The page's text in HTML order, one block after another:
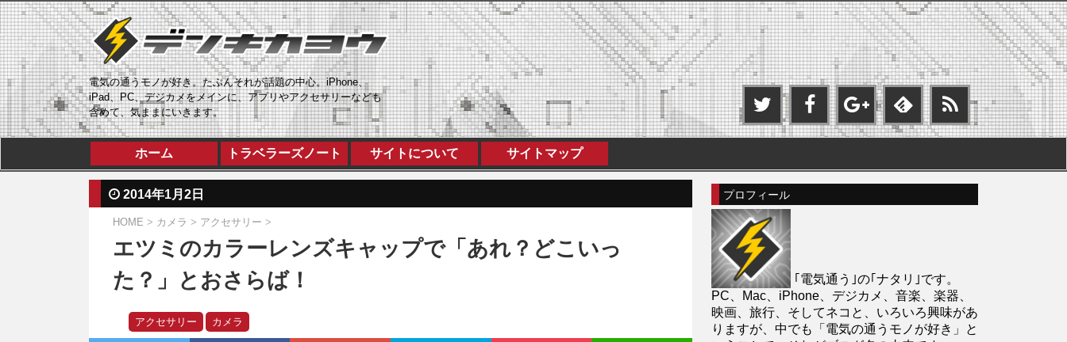
電気の通うモノが好き。たぶんそれが話題の中心。iPhone、
iPad、PC、デジカメをメインに、アプリやアクセサリーなども
含めて、気ままにいきます。
ホーム トラベラーズノート サイトについて サイトマップ
2014年1月2日
HOME > カメラ > アクセサリー >
エツミのカラーレンズキャップで「あれ？どこいっ
た？」とおさらば！
アクセサリー カメラ
プロフィール
｢電気通う｣の｢ナタリ｣です。
PC、Mac、iPhone、デジカメ、音楽、楽器、
映画、旅行、そしてネコと、いろいろ興味があ
りますが、中でも「電気の通うモノが好き」と